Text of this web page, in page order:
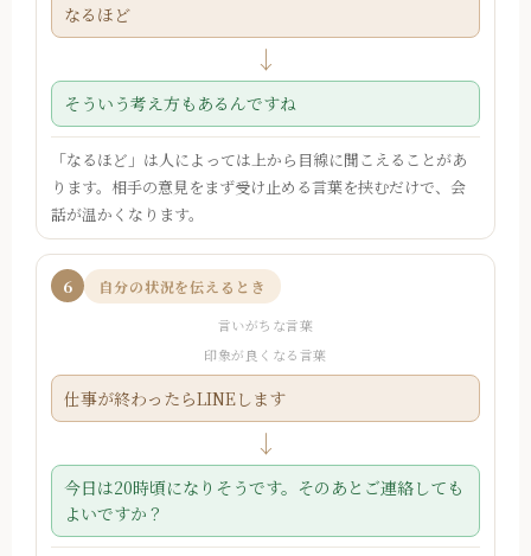
なるほど
↓
そういう考え方もあるんですね
「なるほど」は人によっては上から目線に聞こえることがあ
ります。相手の意見をまず受け止める言葉を挟むだけで、会
話が温かくなります。
6 自分の状況を伝えるとき
言いがちな言葉
印象が良くなる言葉
仕事が終わったらLINEします
↓
今日は20時頃になりそうです。そのあとご連絡しても
よいですか？